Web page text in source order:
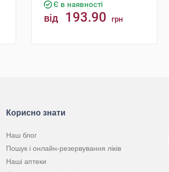
Є в наявності
від 193.90 грн
Корисно знати
Наш блог
Пошук і онлайн-резервування ліків
Наші аптеки